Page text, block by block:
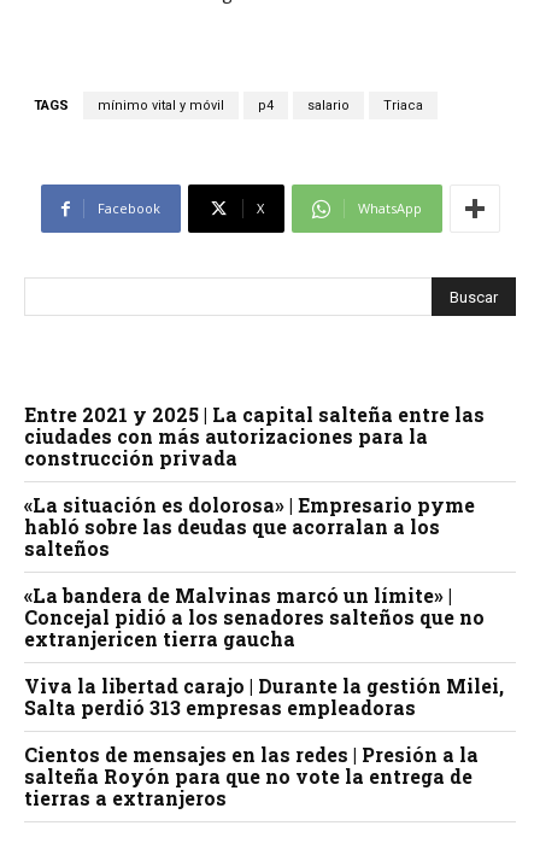
TAGS mínimo vital y móvil p4 salario Triaca
Facebook X WhatsApp
Entre 2021 y 2025 | La capital salteña entre las
ciudades con más autorizaciones para la
construcción privada
«La situación es dolorosa» | Empresario pyme
habló sobre las deudas que acorralan a los
salteños
«La bandera de Malvinas marcó un límite» |
Concejal pidió a los senadores salteños que no
extranjericen tierra gaucha
Viva la libertad carajo | Durante la gestión Milei,
Salta perdió 313 empresas empleadoras
Cientos de mensajes en las redes | Presión a la
salteña Royón para que no vote la entrega de
tierras a extranjeros